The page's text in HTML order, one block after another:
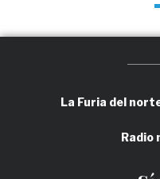
La Furia del
Radio